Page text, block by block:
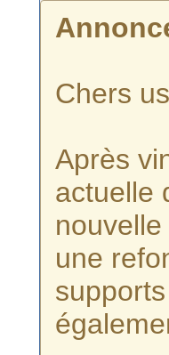
Chers
Après
actuelle
une